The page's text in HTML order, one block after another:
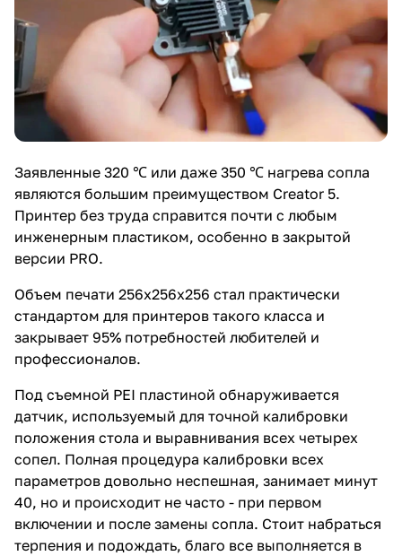
Заявленные 320 ℃ или даже 350 ℃ нагрева сопла
являются большим преимуществом Creator 5.
Принтер без труда справится почти с любым
инженерным пластиком, особенно в закрытой
версии PRO.
Объем печати 256х256х256 стал практически
стандартом для принтеров такого класса и
закрывает 95% потребностей любителей и
профессионалов.
Под съемной PEI пластиной обнаруживается
датчик, используемый для точной калибровки
положения стола и выравнивания всех четырех
сопел. Полная процедура калибровки всех
параметров довольно неспешная, занимает минут
40, но и происходит не часто - при первом
включении и после замены сопла. Стоит набраться
терпения и подождать, благо все выполняется в